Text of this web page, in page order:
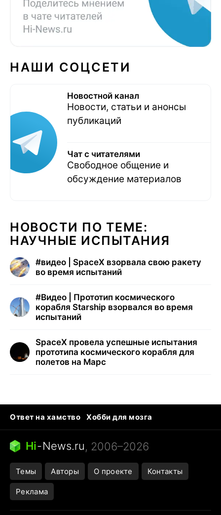
НАШИ СОЦСЕТИ
Новостной канал
Новости, статьи и анонсы
публикаций
Чат с читателями
Свободное общение и
обсуждение материалов
НОВОСТИ ПО ТЕМЕ:
НАУЧНЫЕ ИСПЫТАНИЯ
#видео | SpaceX взорвала свою ракету
во время испытаний
#Видео | Прототип космического
корабля Starship взорвался во время
испытаний
SpaceX провела успешные испытания
прототипа космического корабля для
полетов на Марс
Ответ на хамство
Хобби для мозга
Бензин 100 vs 95
Тунцы в океанариуме
Следующая пандемия
Hi-News.ru, 2006–2026
Темы Авторы О проекте Контакты
Реклама